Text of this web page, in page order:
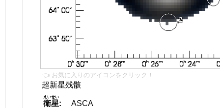
👈 お気に入りのアイコンをクリック！
超新星残骸
衛星
えいせい
:
ASCA